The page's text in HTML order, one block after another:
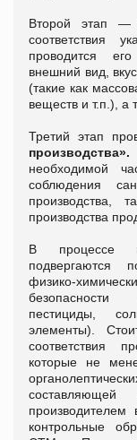
Второй этап
соответствия
проводится
внешний вид,
(такие как
веществ и т.п.), а
Третий этап
производства».
необходимой
соблюдения
производства,
производства
В процессе
подвергаются
физико-
безопасности
пестициды,
элементы).
соответствия
которые не
контрольные